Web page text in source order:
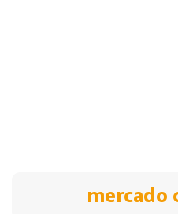
mercado